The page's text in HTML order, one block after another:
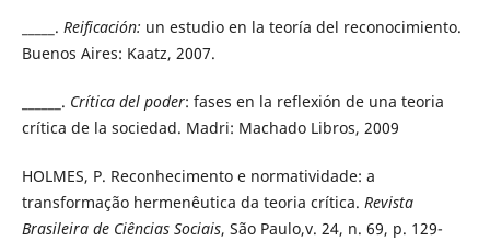
_____. Reificación: un estudio en la teoría del reconocimiento.
Buenos Aires: Kaatz, 2007.
______. Crítica del poder: fases en la reflexión de una teoria
crítica de la sociedad. Madri: Machado Libros, 2009
HOLMES, P. Reconhecimento e normatividade: a
transformação hermenêutica da teoria crítica. Revista
Brasileira de Ciências Sociais, São Paulo,v. 24, n. 69, p. 129-